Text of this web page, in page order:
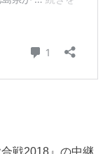
戦2018』の中継